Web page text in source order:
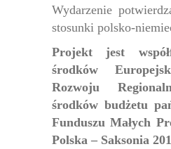
Wydarzenie
stosunki polsko-
Projekt jest
środków
Rozwoju
środków budżetu
Funduszu Małych
Polska – Saksonia